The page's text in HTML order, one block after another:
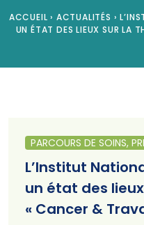
ACCUEIL › ACTUALITÉS ›
UN ÉTAT DES LIEUX SUR LA
PARCOURS DE SOINS,
L’Institut
un état des
« Cancer &